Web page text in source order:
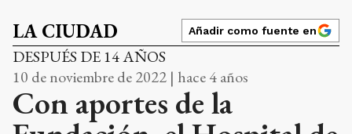
LA CIUDAD Añadir como fuente en
DESPUÉS DE 14 AÑOS
10 de noviembre de 2022 | hace 4 años
Con aportes de la